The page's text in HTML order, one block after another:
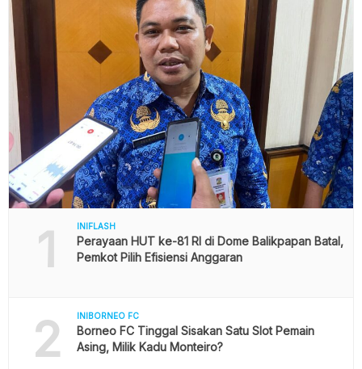
1 INIFLASH
Perayaan HUT ke-81 RI di Dome Balikpapan Batal,
Pemkot Pilih Efisiensi Anggaran
2 INIBORNEO FC
Borneo FC Tinggal Sisakan Satu Slot Pemain
Asing, Milik Kadu Monteiro?